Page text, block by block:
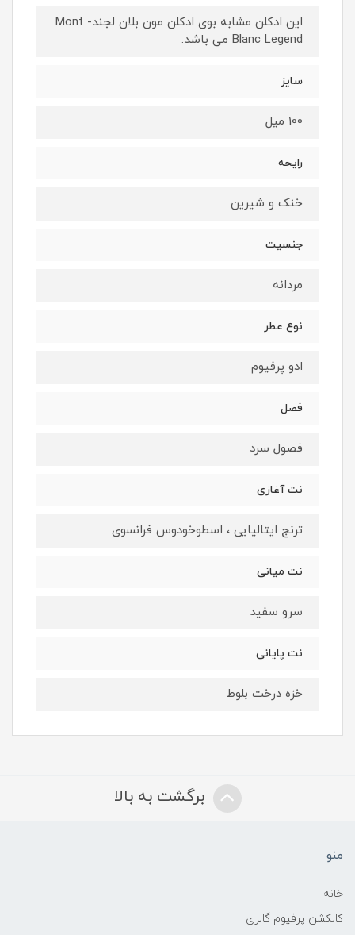
این ادکلن مشابه بوی ادکلن مون بلان لجند- Mont
Blanc Legend می باشد.
سایز
100 میل
رایحه
خنک و شیرین
جنسیت
مردانه
نوع عطر
ادو پرفیوم
فصل
فصول سرد
نت آغازی
ترنج ایتالیایی ، اسطوخودوس فرانسوی
نت میانی
سرو سفید
نت پایانی
خزه درخت بلوط
برگشت به بالا
منو
خانه
کالکشن پرفیوم گالری